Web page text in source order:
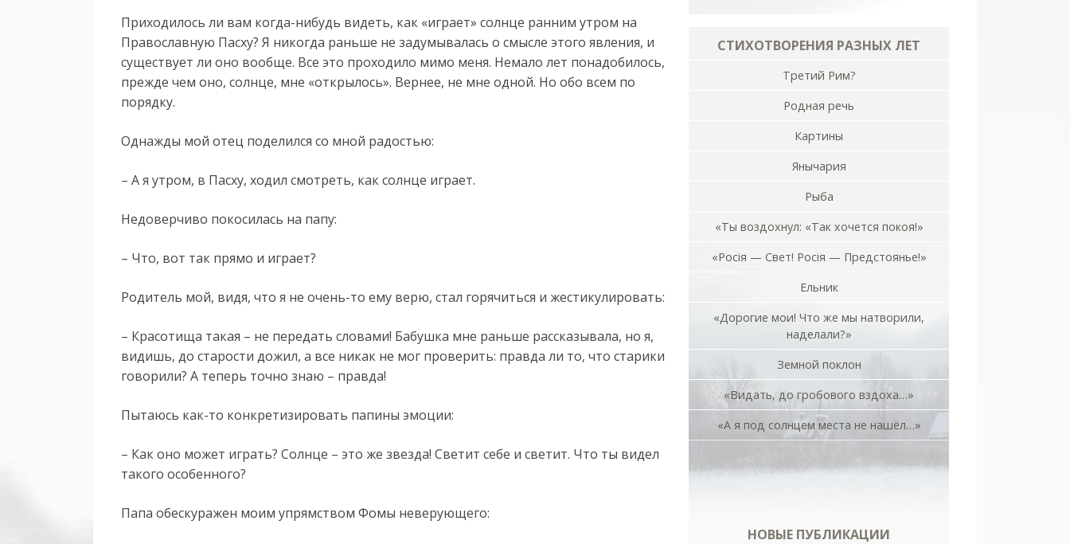
Приходилось ли вам когда-нибудь видеть, как «играет» солнце ранним утром на
Православную Пасху? Я никогда раньше не задумывалась о смысле этого явления, и
существует ли оно вообще. Все это проходило мимо меня. Немало лет понадобилось,
прежде чем оно, солнце, мне «открылось». Вернее, не мне одной. Но обо всем по
порядку.
Однажды мой отец поделился со мной радостью:
– А я утром, в Пасху, ходил смотреть, как солнце играет.
Недоверчиво покосилась на папу:
– Что, вот так прямо и играет?
Родитель мой, видя, что я не очень-то ему верю, стал горячиться и жестикулировать:
– Красотища такая – не передать словами! Бабушка мне раньше рассказывала, но я,
видишь, до старости дожил, а все никак не мог проверить: правда ли то, что старики
говорили? А теперь точно знаю – правда!
Пытаюсь как-то конкретизировать папины эмоции:
– Как оно может играть? Солнце – это же звезда! Светит себе и светит. Что ты видел
такого особенного?
Папа обескуражен моим упрямством Фомы неверующего:
СТИХОТВОРЕНИЯ РАЗНЫХ ЛЕТ
Третий Рим?
Родная речь
Картины
Янычария
Рыба
«Ты воздохнул: «Так хочется покоя!»
«Росiя — Свет! Росiя — Предстоянье!»
Ельник
«Дорогие мои! Что же мы натворили,
наделали?»
Земной поклон
«Видать, до гробового вздоха…»
«А я под солнцем места не нашёл…»
НОВЫЕ ПУБЛИКАЦИИ